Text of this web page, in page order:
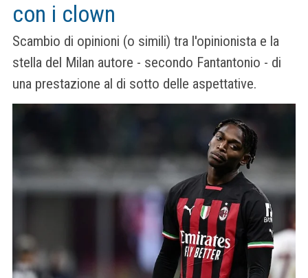
con i clown
Scambio di opinioni (o simili) tra l'opinionista e la
stella del Milan autore - secondo Fantantonio - di
una prestazione al di sotto delle aspettative.